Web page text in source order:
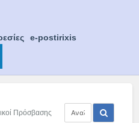
e-postirixis
Πρόσβασης